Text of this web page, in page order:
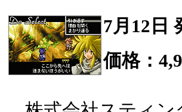
7月12日
価格：